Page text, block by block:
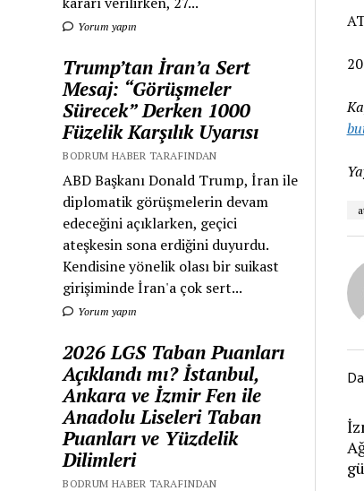
Yorum yapın
Trump’tan İran’a Sert
Mesaj: “Görüşmeler
Sürecek” Derken 1000
Füzelik Karşılık Uyarısı
BODRUM HABER TARAFINDAN
ABD Başkanı Donald Trump, İran ile
diplomatik görüşmelerin devam
edeceğini açıklarken, geçici
ateşkesin sona erdiğini duyurdu.
Kendisine yönelik olası bir suikast
girişiminde İran'a çok sert...
Yorum yapın
2026 LGS Taban Puanları
Açıklandı mı? İstanbul,
Ankara ve İzmir Fen ile
Anadolu Liseleri Taban
Puanları ve Yüzdelik
Dilimleri
BODRUM HABER TARAFINDAN